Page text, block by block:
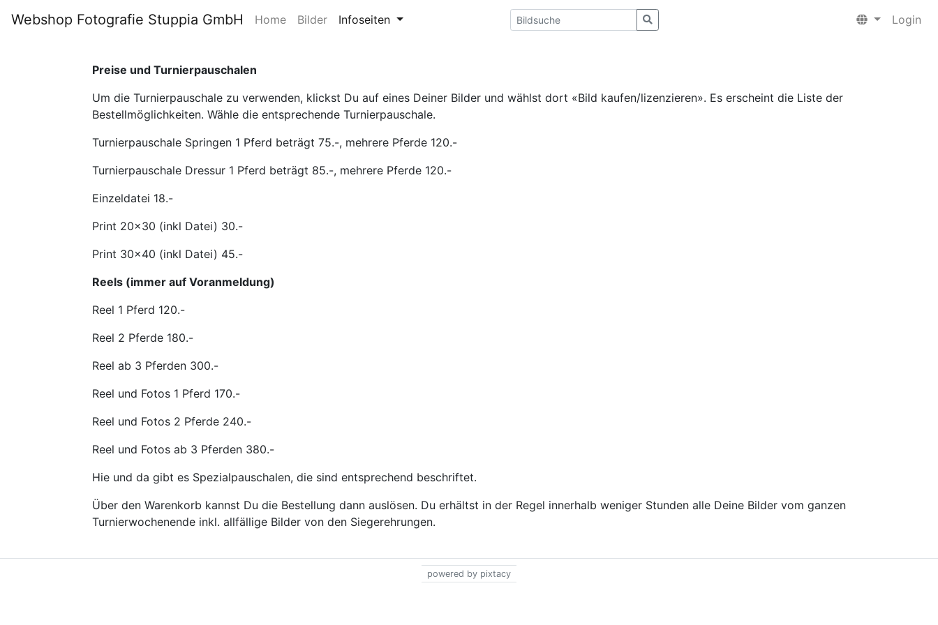
Webshop Fotografie Stuppia GmbH Home Bilder Infoseiten Login
Preise und Turnierpauschalen
Um die Turnierpauschale zu verwenden, klickst Du auf eines Deiner Bilder und wählst dort «Bild kaufen/lizenzieren». Es erscheint die Liste der
Bestellmöglichkeiten. Wähle die entsprechende Turnierpauschale.
Turnierpauschale Springen 1 Pferd beträgt 75.-, mehrere Pferde 120.-
Turnierpauschale Dressur 1 Pferd beträgt 85.-, mehrere Pferde 120.-
Einzeldatei 18.-
Print 20x30 (inkl Datei) 30.-
Print 30x40 (inkl Datei) 45.-
Reels (immer auf Voranmeldung)
Reel 1 Pferd 120.-
Reel 2 Pferde 180.-
Reel ab 3 Pferden 300.-
Reel und Fotos 1 Pferd 170.-
Reel und Fotos 2 Pferde 240.-
Reel und Fotos ab 3 Pferden 380.-
Hie und da gibt es Spezialpauschalen, die sind entsprechend beschriftet.
Über den Warenkorb kannst Du die Bestellung dann auslösen. Du erhältst in der Regel innerhalb weniger Stunden alle Deine Bilder vom ganzen
Turnierwochenende inkl. allfällige Bilder von den Siegerehrungen.
powered by pixtacy